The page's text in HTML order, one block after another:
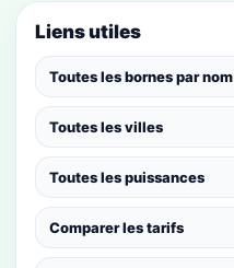
Liens utiles
Toutes les bornes par nom
Toutes les villes
Toutes les puissances
Comparer les tarifs